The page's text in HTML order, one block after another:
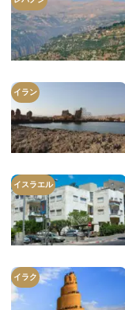
イラン
イスラエル
イラク